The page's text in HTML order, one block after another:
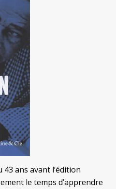
ans avant l’édition
le temps d’apprendre